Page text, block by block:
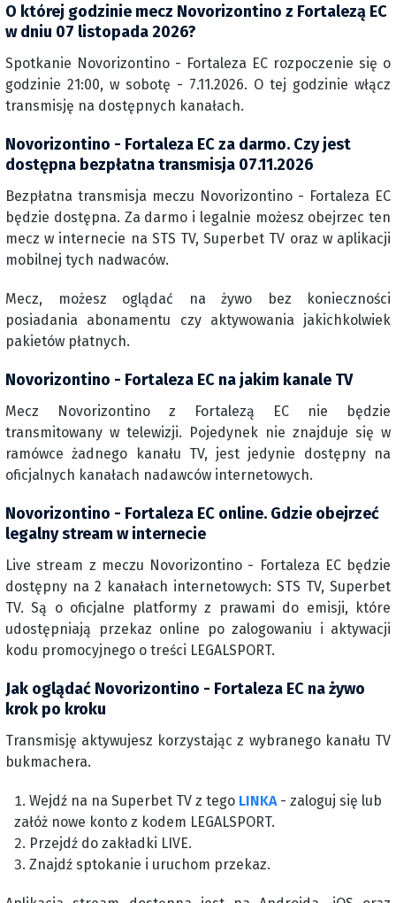
O której godzinie mecz Novorizontino z Fortalezą EC
w dniu 07 listopada 2026?
Spotkanie Novorizontino - Fortaleza EC rozpoczenie się o
godzinie 21:00, w sobotę - 7.11.2026. O tej godzinie włącz
transmisję na dostępnych kanałach.
Novorizontino - Fortaleza EC za darmo. Czy jest
dostępna bezpłatna transmisja 07.11.2026
Bezpłatna transmisja meczu Novorizontino - Fortaleza EC
będzie dostępna. Za darmo i legalnie możesz obejrzec ten
mecz w internecie na STS TV, Superbet TV oraz w aplikacji
mobilnej tych nadwaców.
Mecz, możesz oglądać na żywo bez konieczności
posiadania abonamentu czy aktywowania jakichkolwiek
pakietów płatnych.
Novorizontino - Fortaleza EC na jakim kanale TV
Mecz Novorizontino z Fortalezą EC nie będzie
transmitowany w telewizji. Pojedynek nie znajduje się w
ramówce żadnego kanału TV, jest jedynie dostępny na
oficjalnych kanałach nadawców internetowych.
Novorizontino - Fortaleza EC online. Gdzie obejrzeć
legalny stream w internecie
Live stream z meczu Novorizontino - Fortaleza EC będzie
dostępny na 2 kanałach internetowych: STS TV, Superbet
TV. Są o oficjalne platformy z prawami do emisji, które
udostępniają przekaz online po zalogowaniu i aktywacji
kodu promocyjnego o treści LEGALSPORT.
Jak oglądać Novorizontino - Fortaleza EC na żywo
krok po kroku
Transmisję aktywujesz korzystając z wybranego kanału TV
bukmachera.
Wejdź na na Superbet TV z tego LINKA- zaloguj się lub
załóż nowe konto z kodem LEGALSPORT.
Przejdź do zakładki LIVE.
Znajdź sptokanie i uruchom przekaz.